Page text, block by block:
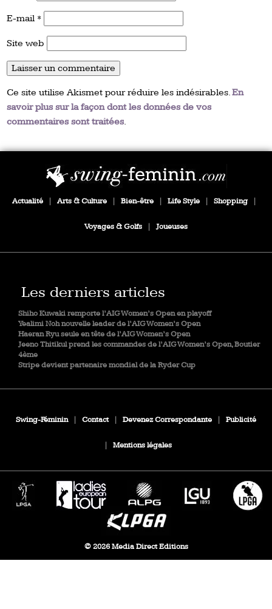
E-mail *
Site web
Ce site utilise Akismet pour réduire les indésirables.En
savoir plus sur la façon dont les données de vos
commentaires sont traitées.
Actualité | Arts & Culture | Bien-être | Life Style | Shopping |
Voyages & Golfs | Joueuses
Les derniers articles
Shiho Kuwaki remporte l’AIG Women’s Open en playoff
Yealimi Noh nouvelle leader de l’AIG Women’s Open
Haeran Ryu seule en tête de l’AIG Women’s Open
Jeeno Thitikul prend les commandes de l’AIG Women’s Open, Boutier
4ème
Stripe devient partenaire mondial de la Ryder Cup
Swing-Féminin | Contact | Devenez Correspondante | Publicité
| Mentions légales
© 2026 Media Direct Editions